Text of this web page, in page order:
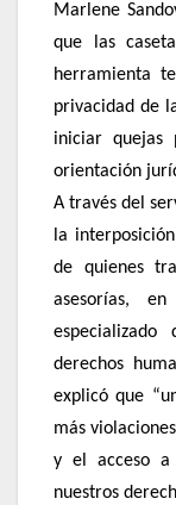
Marlene
que las
herramienta
privacidad de
iniciar quejas
orientación
A través del
la
de quienes
asesorías,
derechos
explicó que
más
y el acceso a
nuestros